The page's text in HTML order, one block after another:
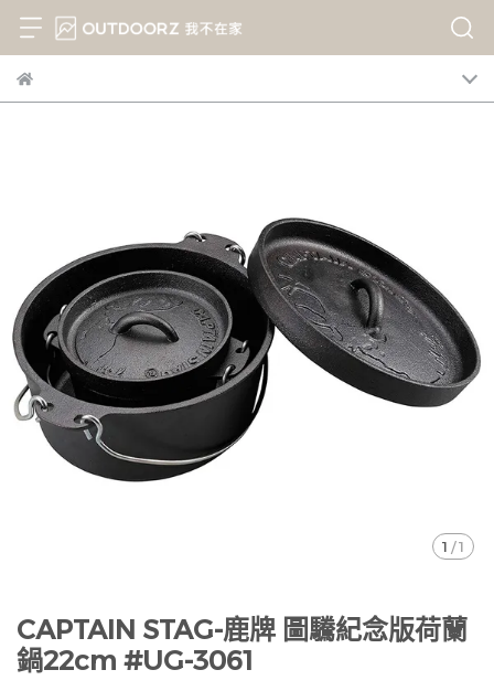
1 /1
CAPTAIN STAG-鹿牌 圖驣紀念版荷蘭
鍋22cm #UG-3061